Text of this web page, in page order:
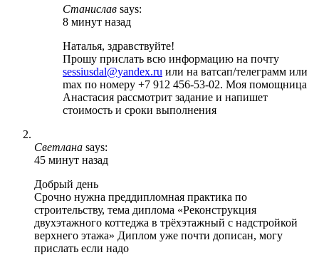
Станислав says:
8 минут назад
Наталья, здравствуйте!
Прошу прислать всю информацию на почту
sessiusdal@yandex.ru или на ватсап/телеграмм или
max по номеру +7 912 456-53-02. Моя помощница
Анастасия рассмотрит задание и напишет
стоимость и сроки выполнения
Светлана says:
45 минут назад
Добрый день
Срочно нужна преддипломная практика по
строительству, тема диплома «Реконструкция
двухэтажного коттеджа в трёхэтажный с надстройкой
верхнего этажа» Диплом уже почти дописан, могу
прислать если надо